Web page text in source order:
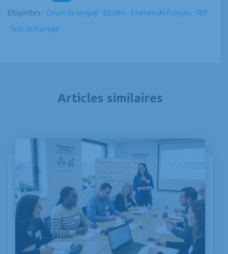
Étiquettes : Cours de langue Etudes Examen de français
TEF
Test de français
Articles similaires